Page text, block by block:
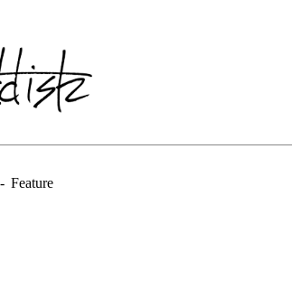
Feature